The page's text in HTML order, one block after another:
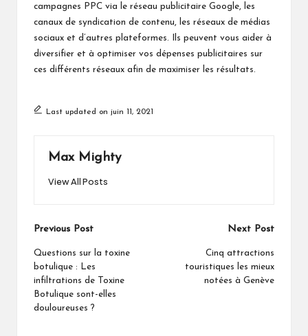
campagnes PPC via le réseau publicitaire Google, les
canaux de syndication de contenu, les réseaux de médias
sociaux et d’autres plateformes. Ils peuvent vous aider à
diversifier et à optimiser vos dépenses publicitaires sur
ces différents réseaux afin de maximiser les résultats.
Last updated on juin 11, 2021
Max Mighty
View All Posts
Post
navigation
Previous Post
Questions sur la toxine
botulique : Les
infiltrations de Toxine
Botulique sont-elles
douloureuses ?
Next Post
Cinq attractions
touristiques les mieux
notées à Genève